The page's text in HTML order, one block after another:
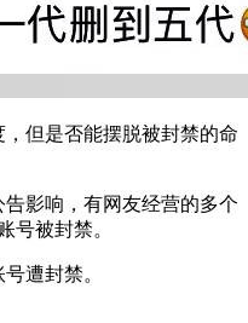
但是否能摆脱被封禁的命
影响，有网友经营的多个
号被封禁。
遭封禁。